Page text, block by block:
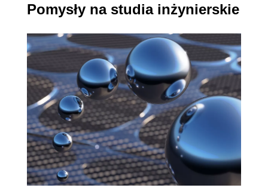
Pomysły na studia inżynierskie